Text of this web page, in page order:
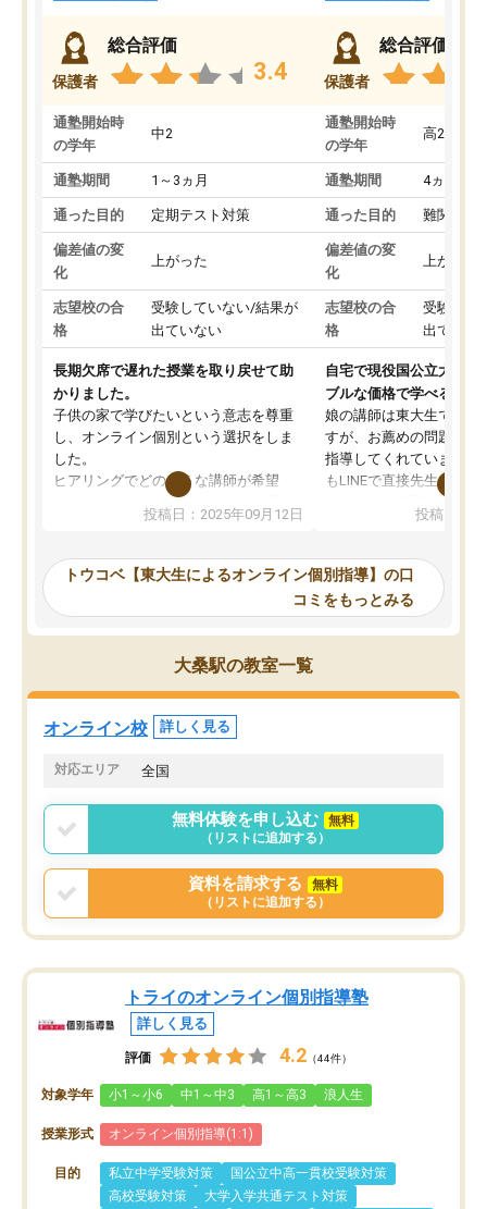
保護者
総合評価
3.4
通塾開始時
の学年
中2
通塾期間 1～3ヵ月
通った目的 定期テスト対策
偏差値の変
化
上がった
志望校の合
格
受験していない/結果が
出ていない
長期欠席で遅れた授業を取り戻せて助
かりました。
子供の家で学びたいという意志を尊重
し、オンライン個別という選択をしま
した。
ヒアリングでどのような講師が希望
か、オプションは付帯するかなど選ぶ
事が出来ました。
ーティングを行い、その講師で良いか
見てから講師を決定する事ができま
す。
うちの子は、初回面談の講師の方で決
オンラインツールを使用した単語帳の
共有があり宿題もそちらで出される形
でした。
言う事で講師変更の申し出があり、あ
まりに短期での変更だった為、塾に通
う事にして退会しました。遅れも取り
戻せ、授業内容や講師の方は良かった
と思います。
投稿日：2025年09月12日
保護者
総合評価
通塾開始時
の学年
高2
通塾期間 4ヵ月～1
通った目的 難関私立
偏差値の変
化
上がった
志望校の合
格
受験して
出ていな
自宅で現役国公立大学生
ブルな価格で学べる
娘の講師は東大生では無
すが、お薦めの問題集や
指導してくれています。
もLINEで直接先生に質問
めれるので、個人に合
いなのがあり(有料)、受
ことをどんなスケジュー
くか相談したのですが、
ち期待したものではなく
くなってきたようなので
投稿日：
トウコベ【東大生によるオンライン個別指導】の口
コミをもっとみる
大桑駅の教室一覧
オンライン校 詳しく見る
対応エリア 全国
無料体験を申し込む
無料
（リストに追加する）
資料を請求する
無料
（リストに追加する）
トライのオンライン個別指導塾
詳しく見る
評価 4.2 （44件）
対象学年 小1～小6 中1～中3 高1～高3 浪人生
授業形式 オンライン個別指導(1:1)
目的 私立中学受験対策
国公立中高一貫校受験対策
高校受験対策
大学入学共通テスト対策